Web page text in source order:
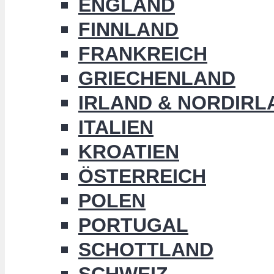
ENGLAND
FINNLAND
FRANKREICH
GRIECHENLAND
IRLAND &
ITALIEN
KROATIEN
ÖSTERREICH
POLEN
PORTUGAL
SCHOTTLAND